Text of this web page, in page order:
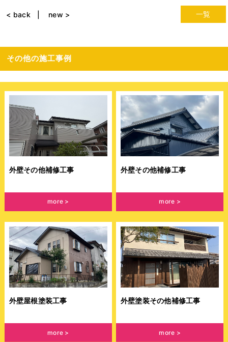
一覧
< back new >
その他の施工事例
外壁その他補修工事
more
外壁その他補修工事
more
外壁屋根塗装工事
more
外壁塗装その他補修工事
more